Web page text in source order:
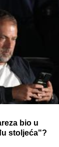
bio u
stoljeća"?